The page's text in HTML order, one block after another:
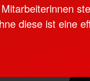
diese ist eine